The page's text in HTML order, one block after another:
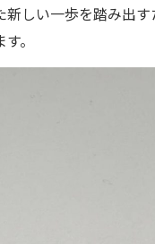
しい一歩を踏み出す
。